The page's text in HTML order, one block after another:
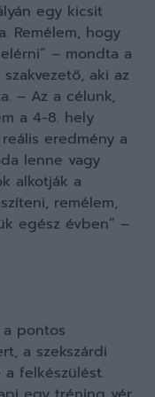
egy kicsit
Remélem, hogy
– mondta a
aki az
– Az a célunk,
a 4-8. hely
eredmény a
lenne vagy
alkotják a
remélem,
egész évben” –
a pontos
a szekszárdi
felkészülést.